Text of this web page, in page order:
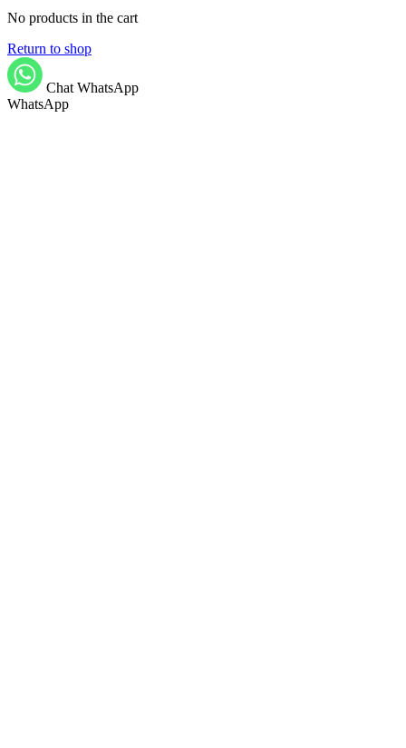
No products in the cart
Return to shop
Chat WhatsApp
WhatsApp